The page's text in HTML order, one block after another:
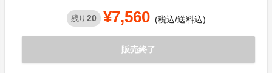
残り 20 ¥7,560 (税込/送料込)
販売終了